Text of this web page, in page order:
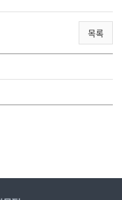
목록